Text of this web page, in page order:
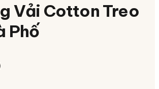
Vải Cotton Treo
Phố